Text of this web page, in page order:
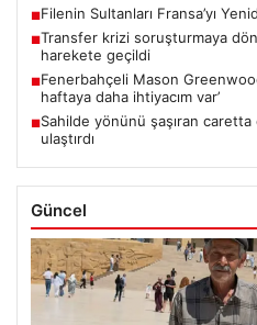
■Filenin Sultanları Fransa’yı
■Transfer krizi soruşturmaya
harekete geçildi
■Fenerbahçeli Mason
haftaya daha ihtiyacım var’
■Sahilde yönünü şaşıran
ulaştırdı
Güncel